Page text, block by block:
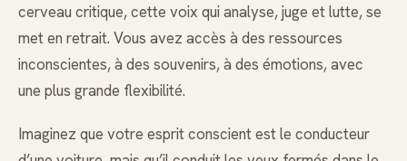
cerveau critique, cette voix qui analyse, juge et lutte, se
met en retrait. Vous avez accès à des ressources
inconscientes, à des souvenirs, à des émotions, avec
une plus grande flexibilité.
Imaginez que votre esprit conscient est le conducteur